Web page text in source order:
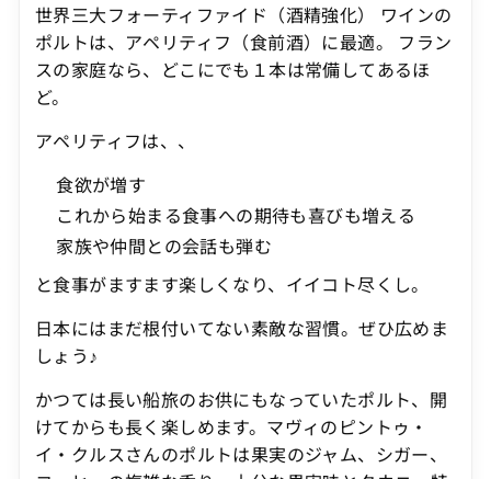
世界三大フォーティファイド（酒精強化） ワインの
ポルトは、アペリティフ（食前酒）に最適。 フラン
スの家庭なら、どこにでも１本は常備してあるほ
ど。
アペリティフは、、
食欲が増す
これから始まる食事への期待も喜びも増える
家族や仲間との会話も弾む
と食事がますます楽しくなり、イイコト尽くし。
日本にはまだ根付いてない素敵な習慣。ぜひ広めま
しょう♪
かつては長い船旅のお供にもなっていたポルト、開
けてからも長く楽しめます。 マヴィのピントゥ・
イ・クルスさんのポルトは果実のジャム、シガー、